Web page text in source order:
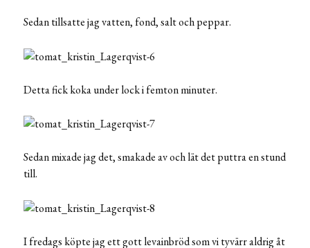
Sedan tillsatte jag vatten, fond, salt och peppar.
Detta fick koka under lock i femton minuter.
Sedan mixade jag det, smakade av och lät det puttra en stund
till.
I fredags köpte jag ett gott levainbröd som vi tyvärr aldrig åt